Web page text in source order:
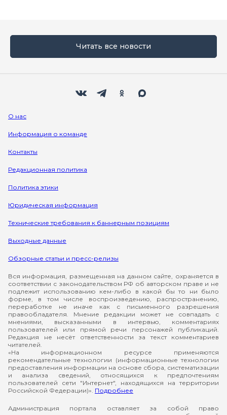
Читать все новости
О нас
Информация о команде
Контакты
Редакционная политика
Политика этики
Юридическая информация
Технические требования к баннерным позициям
Выходные данные
Обзорные статьи и пресс-релизы
Вся информация, размещенная на данном сайте, охраняется в
соответствии с законодательством РФ об авторском праве и не
подлежит использованию кем-либо в какой бы то ни было
форме, в том числе воспроизведению, распространению,
переработке не иначе как с письменного разрешения
правообладателя. Мнение редакции может не совпадать с
мнениями, высказанными в интервью, комментариях
пользователей или прямой речи персонажей публикаций.
Редакция не несёт ответственности за текст комментариев
читателей.
«На информационном ресурсе применяются
рекомендательные технологии (информационные технологии
предоставления информации на основе сбора, систематизации
и анализа сведений, относящихся к предпочтениям
пользователей сети "Интернет", находящихся на территории
Российской Федерации)». Подробнее
Администрация портала оставляет за собой право